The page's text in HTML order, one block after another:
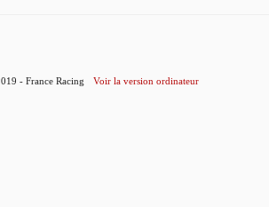
- France Racing Voir la version ordinateur